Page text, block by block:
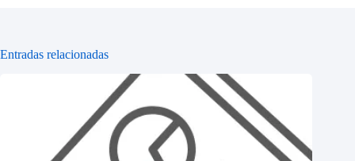
Entradas relacionadas